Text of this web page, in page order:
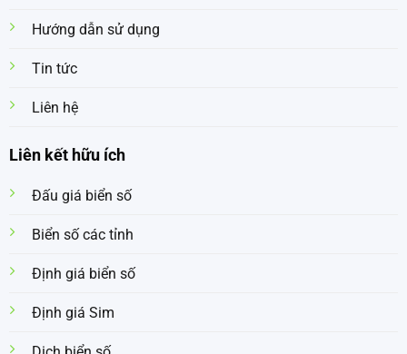
Hướng dẫn sử dụng
Tin tức
Liên hệ
Liên kết hữu ích
Đấu giá biển số
Biển số các tỉnh
Định giá biển số
Định giá Sim